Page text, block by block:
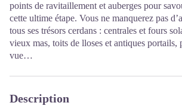
points de ravitaillement et auberges pour
cette ultime étape. Vous ne manquerez pas
tous ses trésors cerdans : centrales et fours
vieux mas, toits de lloses et antiques portails,
vue…
Description